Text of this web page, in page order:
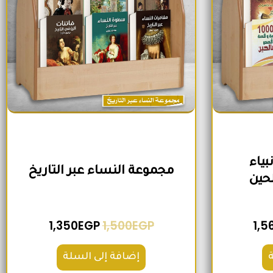
مجموعة النساء عبر التاريخ
1,500EGP
1,350EGP
إضافة إلى السلة